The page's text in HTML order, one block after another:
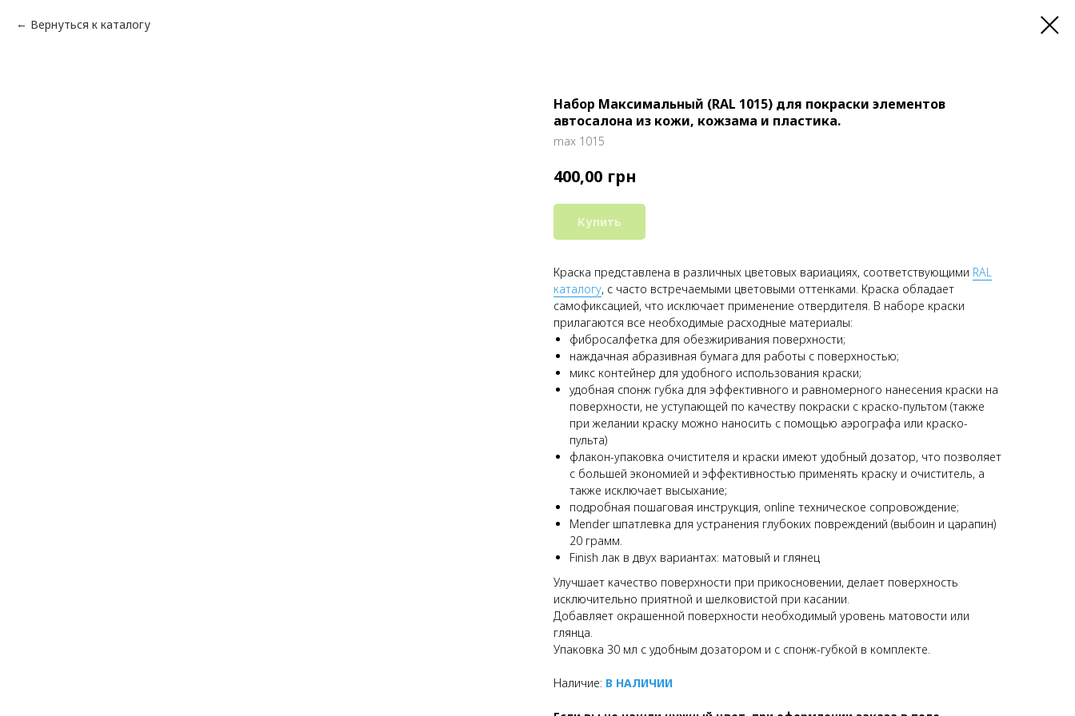
Вернуться к каталогу
Набор Максимальный (RAL 1015) для покраски элементов
автосалона из кожи, кожзама и пластика.
max 1015
400,00 грн
Купить
Краска представлена в различных цветовых вариациях, соответствующими RAL
каталогу, с часто встречаемыми цветовыми оттенками. Краска обладает
самофиксацией, что исключает применение отвердителя. В наборе краски
прилагаются все необходимые расходные материалы:
фибросалфетка для обезжиривания поверхности;
наждачная абразивная бумага для работы с поверхностью;
микс контейнер для удобного использования краски;
удобная спонж губка для эффективного и равномерного нанесения краски на
поверхности, не уступающей по качеству покраски с краско-пультом (также
при желании краску можно наносить с помощью аэрографа или краско-
пульта)
флакон-упаковка очистителя и краски имеют удобный дозатор, что позволяет
с большей экономией и эффективностью применять краску и очиститель, а
также исключает высыхание;
подробная пошаговая инструкция, online техническое сопровождение;
Mender шпатлевка для устранения глубоких повреждений (выбоин и царапин)
20 грамм.
Finish лак в двух вариантах: матовый и глянец
Улучшает качество поверхности при прикосновении, делает поверхность
исключительно приятной и шелковистой при касании.
Добавляет окрашенной поверхности необходимый уровень матовости или
глянца.
Упаковка 30 мл с удобным дозатором и с спонж-губкой в комплекте.
Наличие: В НАЛИЧИИ